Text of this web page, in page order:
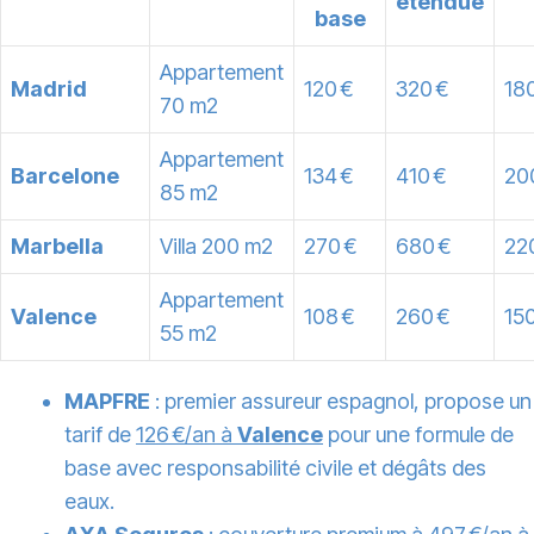
base
Madrid
Appartement
70 m2
120 € 320 €
Barcelone
Appartement
85 m2
134 € 410 €
Marbella Villa 200 m2 270 € 680 €
Valence
Appartement
55 m2
108 € 260 €
MAPFRE : premier assureur espagnol, propose un
tarif de126 €/an à Valence pour une formule de
base avec responsabilité civile et dégâts des
eaux.